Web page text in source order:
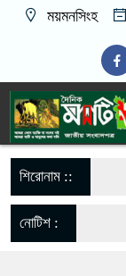
ময়মনসিংহ
শিরোনাম ::
নোটিশ :